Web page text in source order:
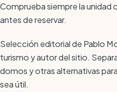
Comprueba siempre la unidad
antes de reservar.
Selección editorial de Pablo
turismo y autor del sitio.
domos y otras alternativas
sea útil.